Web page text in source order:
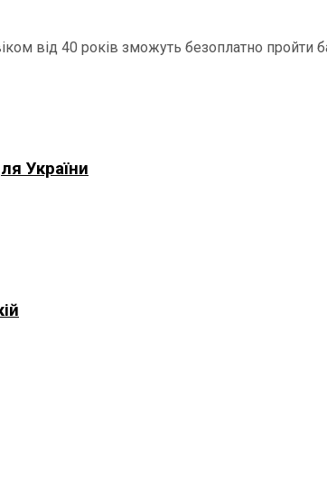
від 40 років зможуть безоплатно
України